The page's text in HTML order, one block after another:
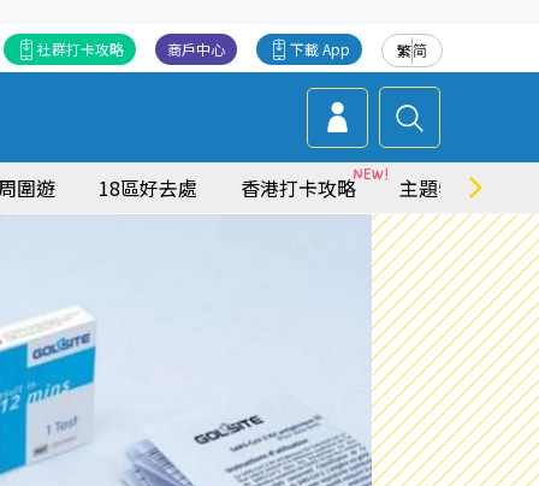
繁简
下載 App
商戶中心
社群打卡攻略
圍遊 18區好去處 香港打卡攻略 主題特集